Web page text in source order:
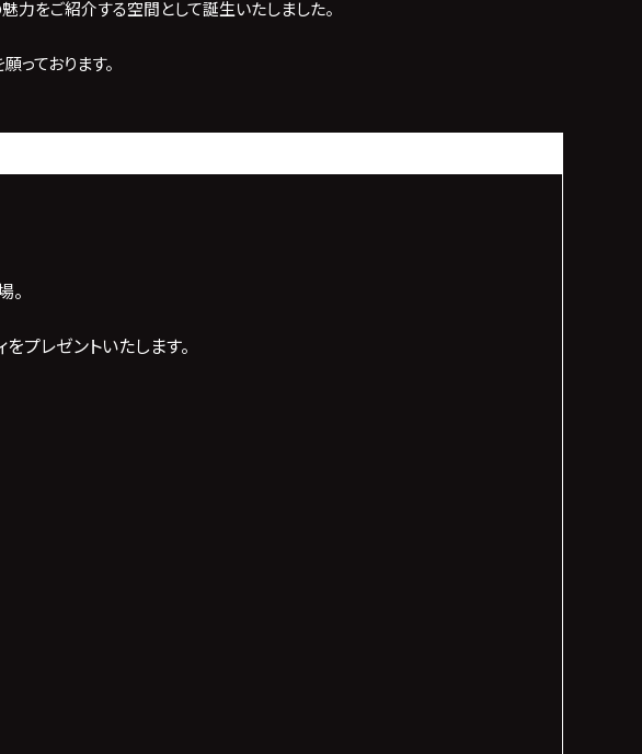
魅力をご紹介する空間として誕生いたしました。
っております。
。
プレゼントいたします。